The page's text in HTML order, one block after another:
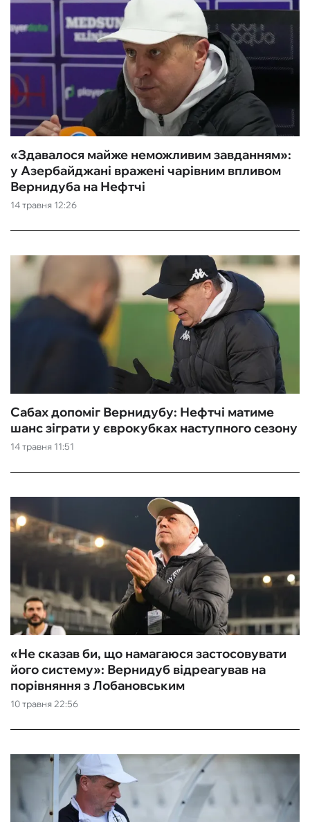
14 травня 12:26
«Здавалося майже неможливим завданням»:
у Азербайджані вражені чарівним впливом
Вернидуба на Нефтчі
14 травня 11:51
Сабах допоміг Вернидубу: Нефтчі матиме
шанс зіграти у єврокубках наступного сезону
10 травня 22:56
«Не сказав би, що намагаюся застосовувати
його систему»: Вернидуб відреагував на
порівняння з Лобановським